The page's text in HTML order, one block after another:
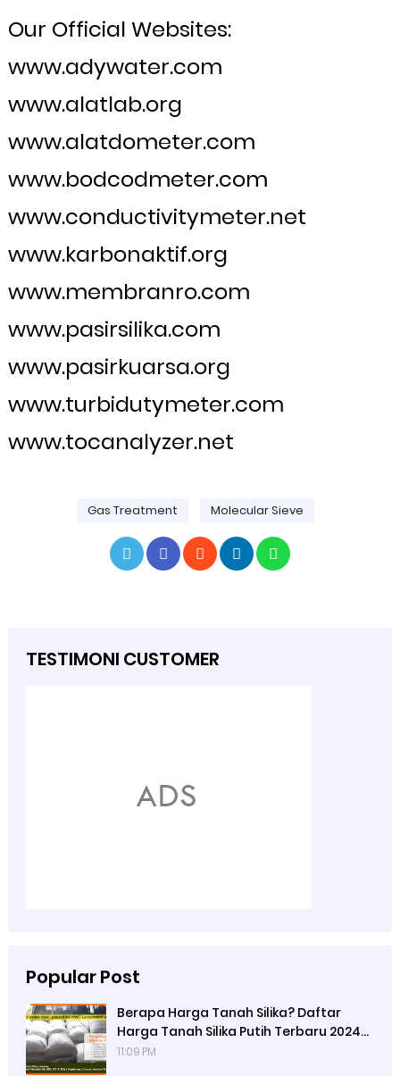
Our Official Websites:
www.adywater.com
www.alatlab.org
www.alatdometer.com
www.bodcodmeter.com
www.conductivitymeter.net
www.karbonaktif.org
www.membranro.com
www.pasirsilika.com
www.pasirkuarsa.org
www.turbidutymeter.com
www.tocanalyzer.net
Gas Treatment Molecular Sieve
TESTIMONI CUSTOMER
Popular Post
Berapa Harga Tanah Silika? Daftar
Harga Tanah Silika Putih Terbaru 2024
di Ady Water
11:09 PM